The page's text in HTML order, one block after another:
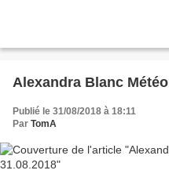
Alexandra Blanc
Publié le 31/08/2018 à 18:11
Par TomA